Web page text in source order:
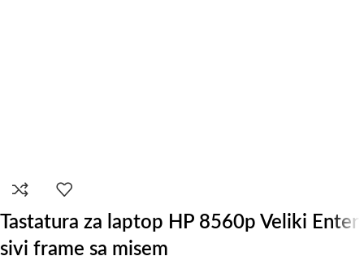
Tastatura za laptop HP 8560p Veliki Enter
sivi frame sa misem